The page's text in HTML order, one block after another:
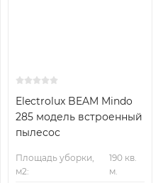
Electrolux BEAM Mindo
285 модель встроенный
пылесос
Площадь уборки,
м2:
190 кв.
м.